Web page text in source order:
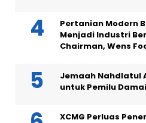
Pertanian Modern
Menjadi Industri
Chairman, Wens
Jemaah Nahdlatul
untuk Pemilu Damai
XCMG Perluas